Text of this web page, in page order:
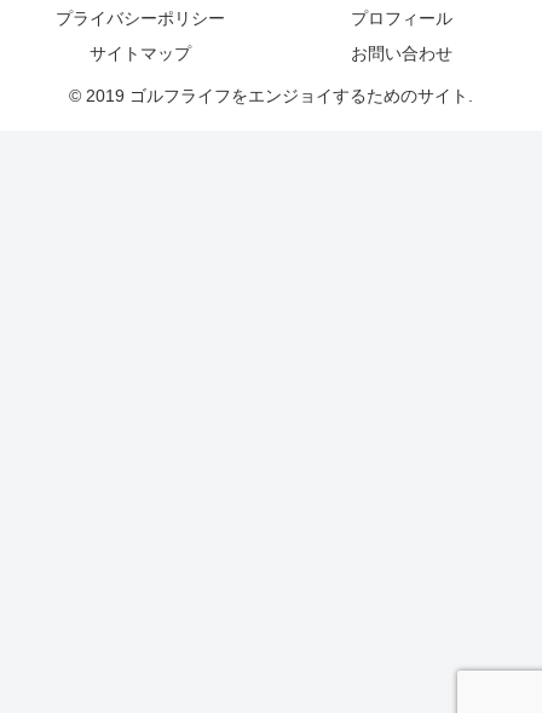
プライバシーポリシー
プロフィール
サイトマップ
お問い合わせ
© 2019 ゴルフライフをエンジョイするためのサイト.